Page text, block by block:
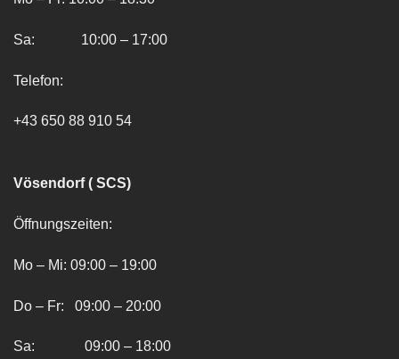
Sa: 10:00 – 17:00
Telefon:
+43 650 88 910 54
Vösendorf ( SCS)
Öffnungszeiten:
Mo – Mi: 09:00 – 19:00
Do – Fr: 09:00 – 20:00
Sa: 09:00 – 18:00